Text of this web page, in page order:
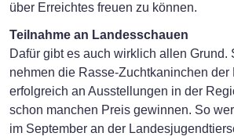
über Erreichtes freuen zu können.
Teilnahme an Landesschauen
Dafür gibt es auch wirklich allen Grund.
nehmen die Rasse-Zuchtkaninchen der
erfolgreich an Ausstellungen in der
schon manchen Preis gewinnen. So
im September an der